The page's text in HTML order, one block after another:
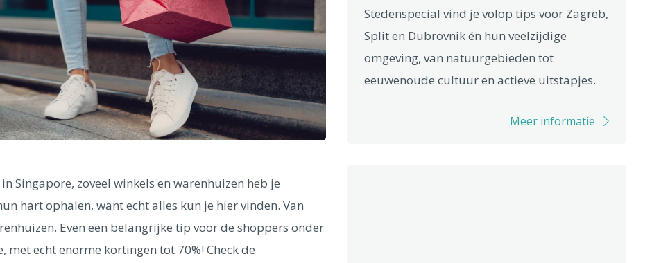
Singapore, zoveel winkels en warenhuizen heb je
hart ophalen, want echt alles kun je hier vinden. Van
Even een belangrijke tip voor de shoppers onder
echt enorme kortingen tot 70%! Check de
Stedenspecial vind je volop tips voor Zagreb,
Split en Dubrovnik én hun veelzijdige
omgeving, van natuurgebieden tot
eeuwenoude cultuur en actieve uitstapjes.
Meer informatie